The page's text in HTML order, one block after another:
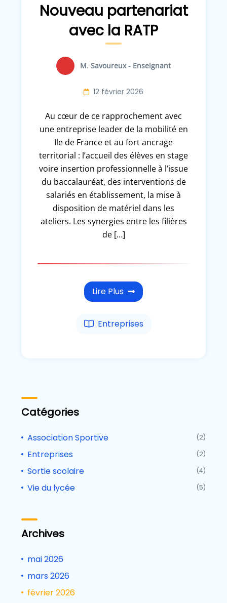
Nouveau partenariat
avec la RATP
M. Savoureux - Enseignant
12 février 2026
Au cœur de ce rapprochement avec
une entreprise leader de la mobilité en
Ile de France et au fort ancrage
territorial : l’accueil des élèves en stage
voire insertion professionnelle à l’issue
du baccalauréat, des interventions de
salariés en établissement, la mise à
disposition de matériel dans les
ateliers. Les synergies entre les filières
de […]
Lire Plus
Entreprises
Catégories
Association Sportive (2)
Entreprises (2)
Sortie scolaire (4)
Vie du lycée (5)
Archives
mai 2026
mars 2026
février 2026